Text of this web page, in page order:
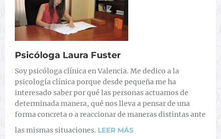
Psicóloga Laura Fuster
Soy psicóloga clínica en Valencia. Me dedico a la
psicología clínica porque desde pequeña me ha
interesado saber por qué las personas actuamos de
determinada manera, qué nos lleva a pensar de una
forma concreta o a reaccionar de maneras distintas ante
las mismas situaciones. LEER MÁS